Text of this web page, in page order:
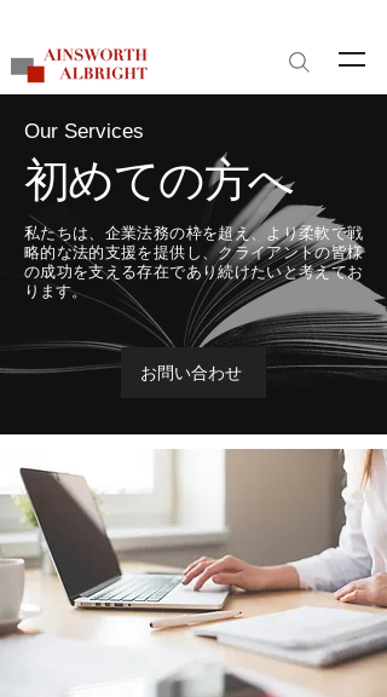
サイト内検索
Our Services
初めての方へ
私たちは、企業法務の枠を超え、より柔軟で戦
略的な法的支援を提供し、クライアントの皆様
の成功を支える存在であり続けたいと考えてお
ります。
お問い合わせ